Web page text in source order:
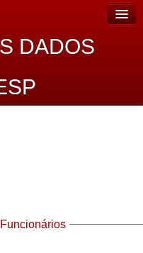
DADOS